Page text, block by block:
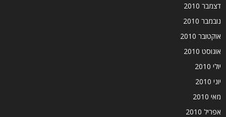
דצמבר 2010
נובמבר 2010
אוקטובר 2010
אוגוסט 2010
יולי 2010
יוני 2010
מאי 2010
אפריל 2010